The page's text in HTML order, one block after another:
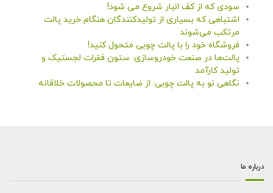
سودی که از کف انبار شروع می شود!
اشتباهی که بسیاری از تولیدکنندگان هنگام خرید پالت
مرتکب می‌شوند
فروشگاه خود را با پالت چوبی متحول کنید!
پالت‌ها در صنعت خودروسازی: ستون فقرات لجستیک و
تولید کارآمد
نگاهی نو به پالت چوبی: از ضایعات تا محصولات خلاقانه
درباره ما